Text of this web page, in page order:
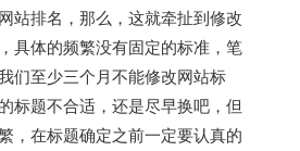
站排名，那么，这就牵扯到修改
具体的频繁没有固定的标准，笔
们至少三个月不能修改网站标
标题不合适，还是尽早换吧，但
，在标题确定之前一定要认真的